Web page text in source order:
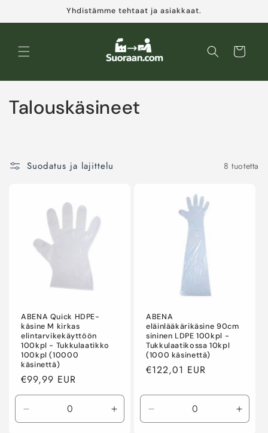
sisältöön
Yhdistämme tehtaat ja asiakkaat.
Ostoskori
K
Talouskäsineet
Suodatus ja lajittelu 8 tuotetta
ABENA Quick HDPE-
käsine M kirkas
elintarvikekäyttöön
100kpl - Tukkulaatikko
100kpl (10000
käsinettä)
Normaalihinta
€99,99 EUR
Vähennä
tuotteen
Lisää
tuotteen
ABENA
eläinlääkärikäsine 90cm
sininen LDPE 100kpl -
Tukkulaatikossa 10kpl
(1000 käsinettä)
Normaalihinta
€122,01 EUR
Vähennä
tuotteen
Lisää